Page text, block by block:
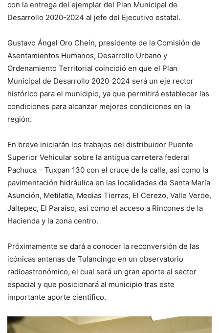
con la entrega del ejemplar del Plan Municipal de
Desarrollo 2020-2024 al jefe del Ejecutivo estatal.
Gustavo Ángel Oro Cheín, presidente de la Comisión de
Asentamientos Humanos, Desarrollo Urbano y
Ordenamiento Territorial coincidió en que el Plan
Municipal de Desarrollo 2020-2024 será un eje rector
histórico para el municipio, ya que permitirá establecer las
condiciones para alcanzar mejores condiciones en la
región.
En breve iniciarán los trabajos del distribuidor Puente
Superior Vehicular sobre la antigua carretera federal
Pachuca – Tuxpan 130 con el cruce de la calle, así como la
pavimentación hidráulica en las localidades de Santa María
Asunción, Metilatla, Medias Tierras, El Cerezo, Valle Verde,
Jaltepec, El Paraíso, así como el acceso a Rincones de la
Hacienda y la zona centro.
Próximamente se dará a conocer la reconversión de las
icónicas antenas de Tulancingo en un observatorio
radioastronómico, el cual será un gran aporte al sector
espacial y que posicionará al municipio tras este
importante aporte científico.